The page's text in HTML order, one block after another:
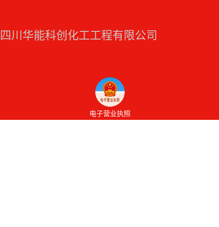
四川华能科创化工工程有限公司
电子营业执照